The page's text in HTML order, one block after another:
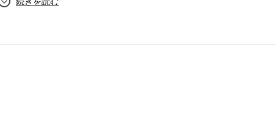
ているように、懲罰的な意味合いが強く、
けられている。これに対して禁錮刑には作業の義務付
望して作業を行っている。